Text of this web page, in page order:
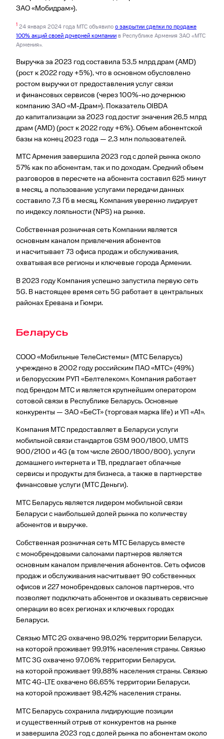
ЗАО «Мобидрам»).
1 24 января 2024 года МТС объявило о закрытии сделки по продаже
100% акций своей дочерней компании в Республике Армения ЗАО «МТС
Армения».
Выручка за 2023 год составила 53,5 млрд драм (AMD)
(рост к 2022 году +5%), что в основном обусловлено
ростом выручки от предоставления услуг связи
и финансовых сервисов (через 100%-но дочернюю
компанию ЗАО «М-Драм»). Показатель OIBDA
до капитализации за 2023 год достиг значения 26,5 млрд
драм (AMD) (рост к 2022 году +6%). Объем абонентской
базы на конец 2023 года — 2,3 млн пользователей.
МТС Армения завершила 2023 год с долей рынка около
57% как по абонентам, так и по доходам. Средний объем
разговоров в пересчете на абонента составил 625 минут
в месяц, а пользование услугами передачи данных
составило 7,3 Гб в месяц. Компания уверенно лидирует
по индексу лояльности (NPS) на рынке.
Собственная розничная сеть Компании является
основным каналом привлечения абонентов
и насчитывает 73 офиса продаж и обслуживания,
охватывая все регионы и ключевые города Армении.
В 2023 году Компания успешно запустила первую сеть
5G. В настоящее время сеть 5G работает в центральных
районах Еревана и Гюмри.
Беларусь
СООО «Мобильные ТелеСистемы» (МТС Беларусь)
учреждено в 2002 году российским ПАО «МТС» (49%)
и белорусским РУП «Белтелеком». Компания работает
под брендом МТС и является крупнейшим оператором
сотовой связи в Респуб­лике Беларусь. Основные
конкуренты — ЗАО «БеСТ» (торговая марка life) и УП «A1».
Компания МТС предоставляет в Беларуси услуги
мобильной связи стандартов GSM 900/1800, UMTS
900/2100 и 4G (в том числе 2600/1800/800), услуги
домашнего интернета и ТВ, предлагает облачные
сервисы и продукты для бизнеса, а также в партнерстве
финансовые услуги (МТС Деньги).
МТС Беларусь является лидером мобильной связи
Беларуси с наибольшей долей рынка по количеству
абонентов и выручке.
Собственная розничная сеть МТС Беларусь вместе
с монобрендовыми салонами партнеров является
основным каналом привлечения абонентов. Сеть офисов
продаж и обслуживания насчитывает 90 собственных
офисов и 227 монобрендовых салонов партнеров, что
позволяет подключать абонентов и оказывать сервисные
операции во всех регионах и ключевых городах
Беларуси.
Связью МТС 2G охвачено 98,02% территории Беларуси,
на которой проживает 99,91% населения страны. Связью
МТС 3G охвачено 97,06% территории Беларуси,
на которой проживает 99,88% населения страны. Связью
МТС 4G-LTE охвачено 66,65% территории Беларуси,
на которой проживает 98,42% населения страны.
МТС Беларусь сохранила лидирующие позиции
и существенный отрыв от конкурентов на рынке
и завершила 2023 год с долей рынка по абонентам около